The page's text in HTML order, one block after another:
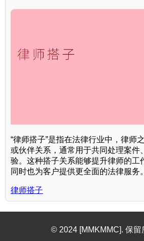
“律师搭子”是指在法律行业中，律师
或伙伴关系，通常用于共同处理案件
验。这种搭子关系能够提升律师的工
同时也为客户提供更全面的法律服务。
律师搭子
© 2024 [MMKMMC]. 保留